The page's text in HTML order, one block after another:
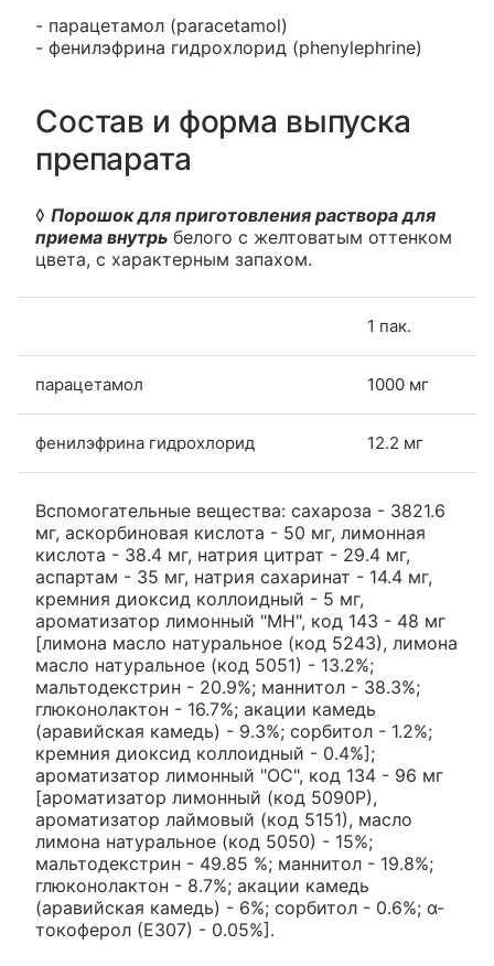
- парацетамол (paracetamol)
- фенилэфрина гидрохлорид (phenylephrine)
Состав и форма выпуска
препарата
◊ Порошок для приготовления раствора для
приема внутрь белого с желтоватым оттенком
цвета, с характерным запахом.
1 пак.
парацетамол 1000 мг
фенилэфрина гидрохлорид 12.2 мг
Вспомогательные вещества: сахароза - 3821.6
мг, аскорбиновая кислота - 50 мг, лимонная
кислота - 38.4 мг, натрия цитрат - 29.4 мг,
аспартам - 35 мг, натрия сахаринат - 14.4 мг,
кремния диоксид коллоидный - 5 мг,
ароматизатор лимонный "МН", код 143 - 48 мг
[лимона масло натуральное (код 5243), лимона
масло натуральное (код 5051) - 13.2%;
мальтодекстрин - 20.9%; маннитол - 38.3%;
глюконолактон - 16.7%; акации камедь
(аравийская камедь) - 9.3%; сорбитол - 1.2%;
кремния диоксид коллоидный - 0.4%];
ароматизатор лимонный "ОС", код 134 - 96 мг
[ароматизатор лимонный (код 5090Р),
ароматизатор лаймовый (код 5151), масло
лимона натуральное (код 5050) - 15%;
мальтодекстрин - 49.85 %; маннитол - 19.8%;
глюконолактон - 8.7%; акации камедь
(аравийская камедь) - 6%; сорбитол - 0.6%; α-
токоферол (Е307) - 0.05%].